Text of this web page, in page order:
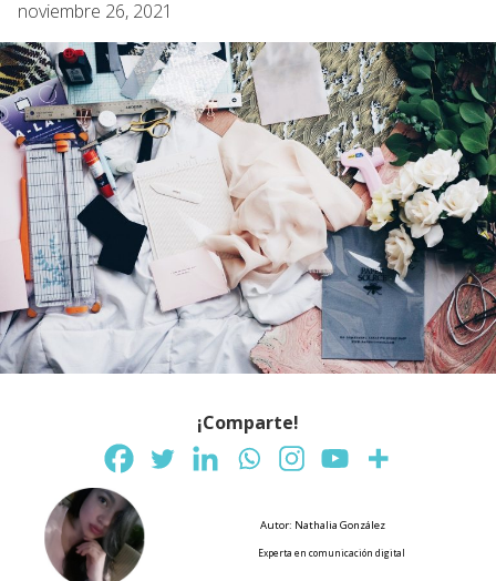
noviembre 26, 2021
¡Comparte!
Autor: Nathalia González
Experta en comunicación digital